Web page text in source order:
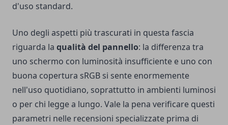
d'uso standard.
Uno degli aspetti più trascurati in questa fascia
riguarda la qualità del pannello: la differenza tra
uno schermo con luminosità insufficiente e uno con
buona copertura sRGB si sente enormemente
nell'uso quotidiano, soprattutto in ambienti luminosi
o per chi legge a lungo. Vale la pena verificare questi
parametri nelle recensioni specializzate prima di